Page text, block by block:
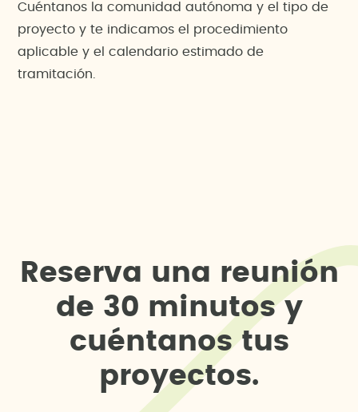
Cuéntanos la comunidad autónoma y el tipo de
proyecto y te indicamos el procedimiento
aplicable y el calendario estimado de
tramitación.
Reserva una reunión
d e 30 minutos y
cuéntanos tus
proyectos.